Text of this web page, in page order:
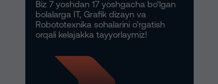
Biz 7 yoshdan 17 yoshgacha bo’lgan
bolalarga IT, Grafik dizayn va
Robototexnika sohalarini o’rgatish
orqali kelajakka tayyorlaymiz!